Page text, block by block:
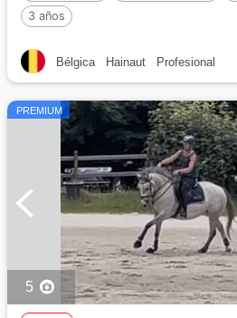
3 años
Bélgica Hainaut Profesional
PREMIUM
5